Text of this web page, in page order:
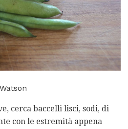
cerca baccelli lisci, sodi, di
con le estremità appena